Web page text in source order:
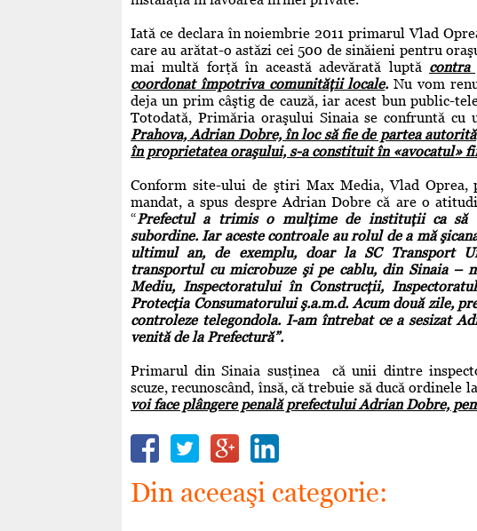
Iată ce declara în noiembrie 2011 primarul Vlad
care au arătat-o astăzi cei 500 de sinăieni pentru
mai multă forţă în această adevărată luptă contra
coordonat împotriva comunităţii locale.Nu vom
deja un prim câştig de cauză, iar acest bun public-
Totodată, Primăria oraşului Sinaia se confruntă cu
Prahova, Adrian Dobre, în loc să fie de partea
în proprietatea oraşului, s-a constituit în «avocatul»
Conform site-ului de ştiri Max Media, Vlad
mandat, a spus despre Adrian Dobre că are o
“Prefectul a trimis o mulţime de instituţii ca să
subordine. Iar aceste controale au rolul de a mă
ultimul an, de exemplu, doar la SC Transport
transportul cu microbuze şi pe cablu, din Sinaia –
Mediu, Inspectoratului în Construcţii,
Protecţia Consumatorului ş.a.m.d. Acum două zile,
controleze telegondola. I-am întrebat ce a sesizat
venită de la Prefectură”.
Primarul din Sinaia susţinea că unii dintre
scuze, recunoscând, însă, că trebuie să ducă ordinele
voi face plângere penală prefectului Adrian Dobre,
Din aceeaşi categorie: